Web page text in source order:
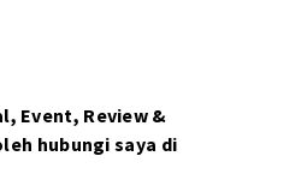
Event, Review &
hubungi saya di